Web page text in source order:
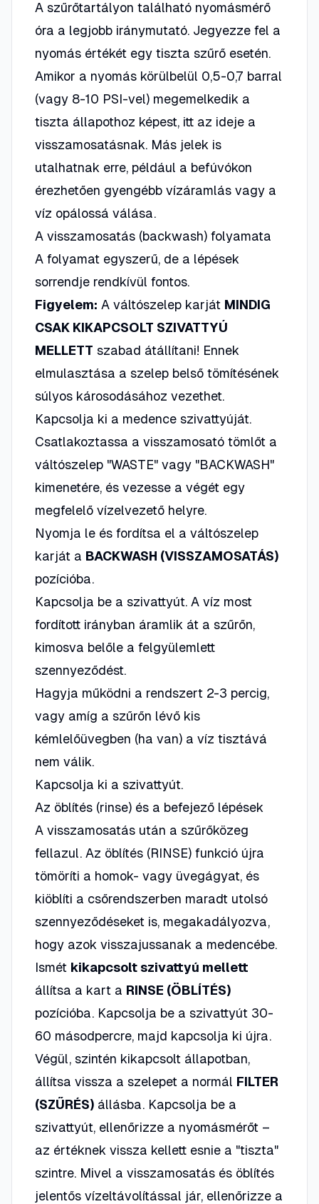
A szűrőtartályon található nyomásmérő
óra a legjobb iránymutató. Jegyezze fel a
nyomás értékét egy tiszta szűrő esetén.
Amikor a nyomás körülbelül 0,5-0,7 barral
(vagy 8-10 PSI-vel) megemelkedik a
tiszta állapothoz képest, itt az ideje a
visszamosatásnak. Más jelek is
utalhatnak erre, például a befúvókon
érezhetően gyengébb vízáramlás vagy a
víz opálossá válása.
A visszamosatás (backwash) folyamata
A folyamat egyszerű, de a lépések
sorrendje rendkívül fontos.
Figyelem: A váltószelep karját MINDIG
CSAK KIKAPCSOLT SZIVATTYÚ
MELLETT szabad átállítani! Ennek
elmulasztása a szelep belső tömítésének
súlyos károsodásához vezethet.
Kapcsolja ki a medence szivattyúját.
Csatlakoztassa a visszamosató tömlőt a
váltószelep "WASTE" vagy "BACKWASH"
kimenetére, és vezesse a végét egy
megfelelő vízelvezető helyre.
Nyomja le és fordítsa el a váltószelep
karját a BACKWASH (VISSZAMOSATÁS)
pozícióba.
Kapcsolja be a szivattyút. A víz most
fordított irányban áramlik át a szűrőn,
kimosva belőle a felgyülemlett
szennyeződést.
Hagyja működni a rendszert 2-3 percig,
vagy amíg a szűrőn lévő kis
kémlelőüvegben (ha van) a víz tisztává
nem válik.
Kapcsolja ki a szivattyút.
Az öblítés (rinse) és a befejező lépések
A visszamosatás után a szűrőközeg
fellazul. Az öblítés (RINSE) funkció újra
tömöríti a homok- vagy üvegágyat, és
kiöblíti a csőrendszerben maradt utolsó
szennyeződéseket is, megakadályozva,
hogy azok visszajussanak a medencébe.
Ismét kikapcsolt szivattyú mellett
állítsa a kart a RINSE (ÖBLÍTÉS)
pozícióba. Kapcsolja be a szivattyút 30-
60 másodpercre, majd kapcsolja ki újra.
Végül, szintén kikapcsolt állapotban,
állítsa vissza a szelepet a normál FILTER
(SZŰRÉS) állásba. Kapcsolja be a
szivattyút, ellenőrizze a nyomásmérőt –
az értéknek vissza kellett esnie a "tiszta"
szintre. Mivel a visszamosatás és öblítés
jelentős vízeltávolítással jár, ellenőrizze a